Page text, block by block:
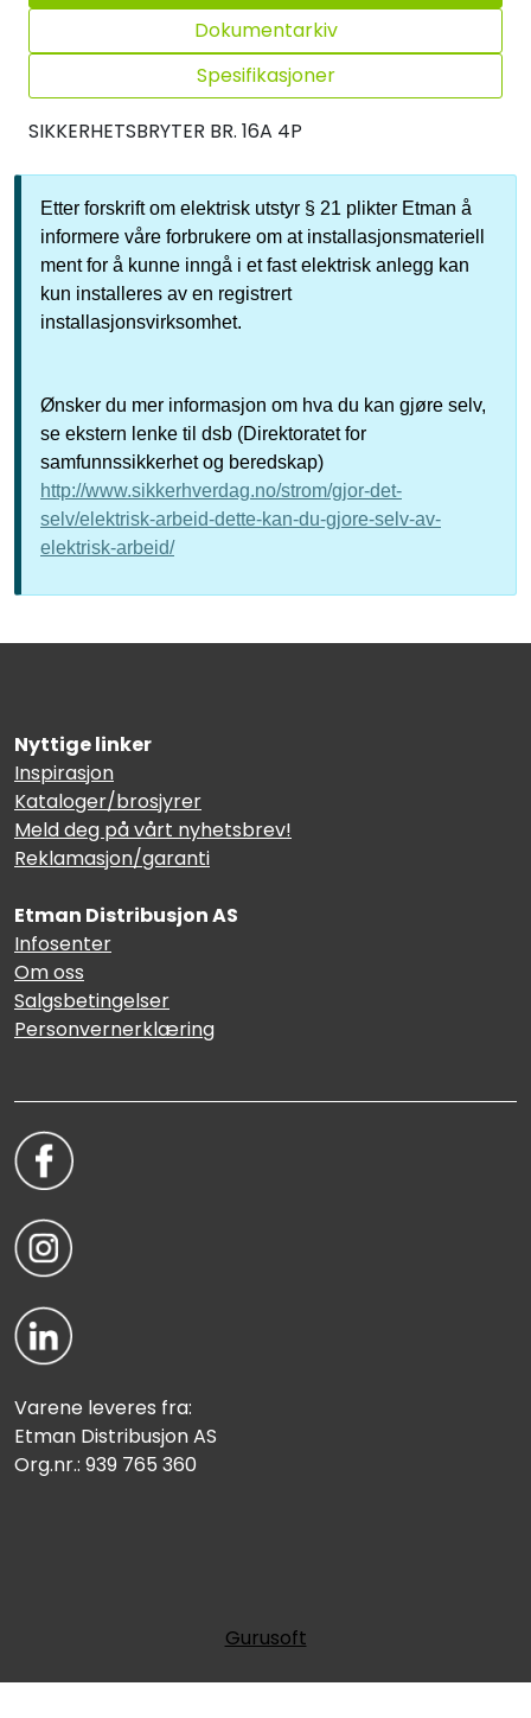
Dokumentarkiv
Spesifikasjoner
SIKKERHETSBRYTER BR. 16A 4P
Etter forskrift om elektrisk utstyr § 21 plikter Etman å
informere våre forbrukere om at installasjonsmateriell
ment for å kunne inngå i et fast elektrisk anlegg kan
kun installeres av en registrert
installasjonsvirksomhet.
Ønsker du mer informasjon om hva du kan gjøre selv,
se ekstern lenke til dsb (Direktoratet for
samfunnssikkerhet og beredskap)
http://www.sikkerhverdag.no/strom/gjor-det-
selv/elektrisk-arbeid-dette-kan-du-gjore-selv-av-
elektrisk-arbeid/
Nyttige linker
Inspirasjon
Kataloger/brosjyrer
Meld deg på vårt nyhetsbrev!
Reklamasjon/garanti
Etman Distribusjon AS
Infosenter
Om oss
Salgsbetingelser
Personvernerklæring
Varene leveres fra:
Etman Distribusjon AS
Org.nr.: 939 765 360
Gurusoft